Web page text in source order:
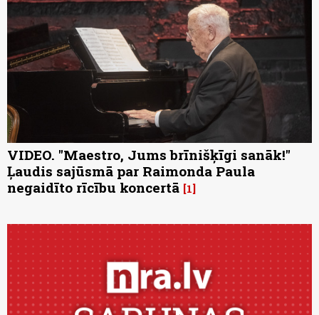
VIDEO. "Maestro, Jums brīnišķīgi sanāk!"
Ļaudis sajūsmā par Raimonda Paula
negaidīto rīcību koncertā 1